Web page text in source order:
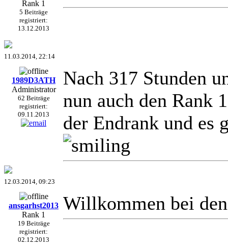
Rank 1
5 Beiträge
registriert:
13.12.2013
11.03.2014, 22:14
1989D3ATH
Administrator
62 Beiträge
registriert:
09.11.2013
Nach 317 Stunden
nun auch den Rank
der Endrank und es
12.03.2014, 09:23
ansgarhst2013
Rank 1
19 Beiträge
registriert:
02.12.2013
Willkommen bei